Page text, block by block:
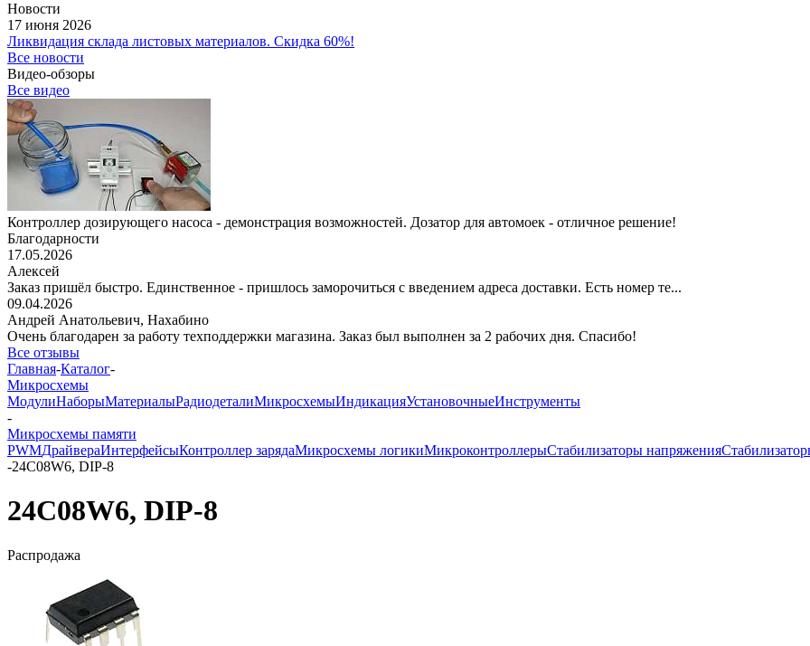
Новости
17 июня 2026
Ликвидация склада листовых материалов. Скидка 60%!
Все новости
Видео-обзоры
Все видео
Контроллер дозирующего насоса - демонстрация возможностей. Дозатор для автомоек - отличное решение!
Благодарности
17.05.2026
Алексей
Заказ пришёл быстро. Единственное - пришлось заморочиться с введением адреса доставки. Есть номер те...
09.04.2026
Андрей Анатольевич, Нахабино
Очень благодарен за работу техподдержки магазина. Заказ был выполнен за 2 рабочих дня. Спасибо!
Все отзывы
Главная-Каталог-
Микросхемы
МодулиНаборыМатериалыРадиодеталиМикросхемыИндикацияУстановочныеИнструменты
-
Микросхемы памяти
PWMДрайвераИнтерфейсыКонтроллер зарядаМикросхемы логикиМикроконтроллерыСтабилизаторы напряжения
-24C08W6, DIP-8
24C08W6, DIP-8
Распродажа